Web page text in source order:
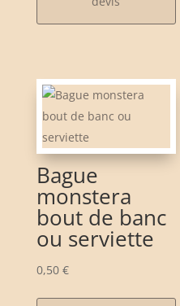
Bague
monstera
bout de banc
ou serviette
0,50 €